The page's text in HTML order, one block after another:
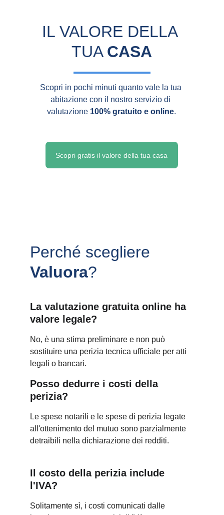
IL VALORE DELLA
TUA CASA
Scopri gratis il valore della tua casa
Scopri in pochi minuti quanto vale la tua
abitazione con il nostro servizio di
valutazione 100% gratuito e online.
Perché scegliere
Valuora?
La valutazione gratuita online ha
valore legale?
No, è una stima preliminare e non può
sostituire una perizia tecnica ufficiale per atti
legali o bancari.
Posso dedurre i costi della
perizia?
Le spese notarili e le spese di perizia legate
all'ottenimento del mutuo sono parzialmente
detraibili nella dichiarazione dei redditi.
Il costo della perizia include
l'IVA?
Solitamente sì, i costi comunicati dalle